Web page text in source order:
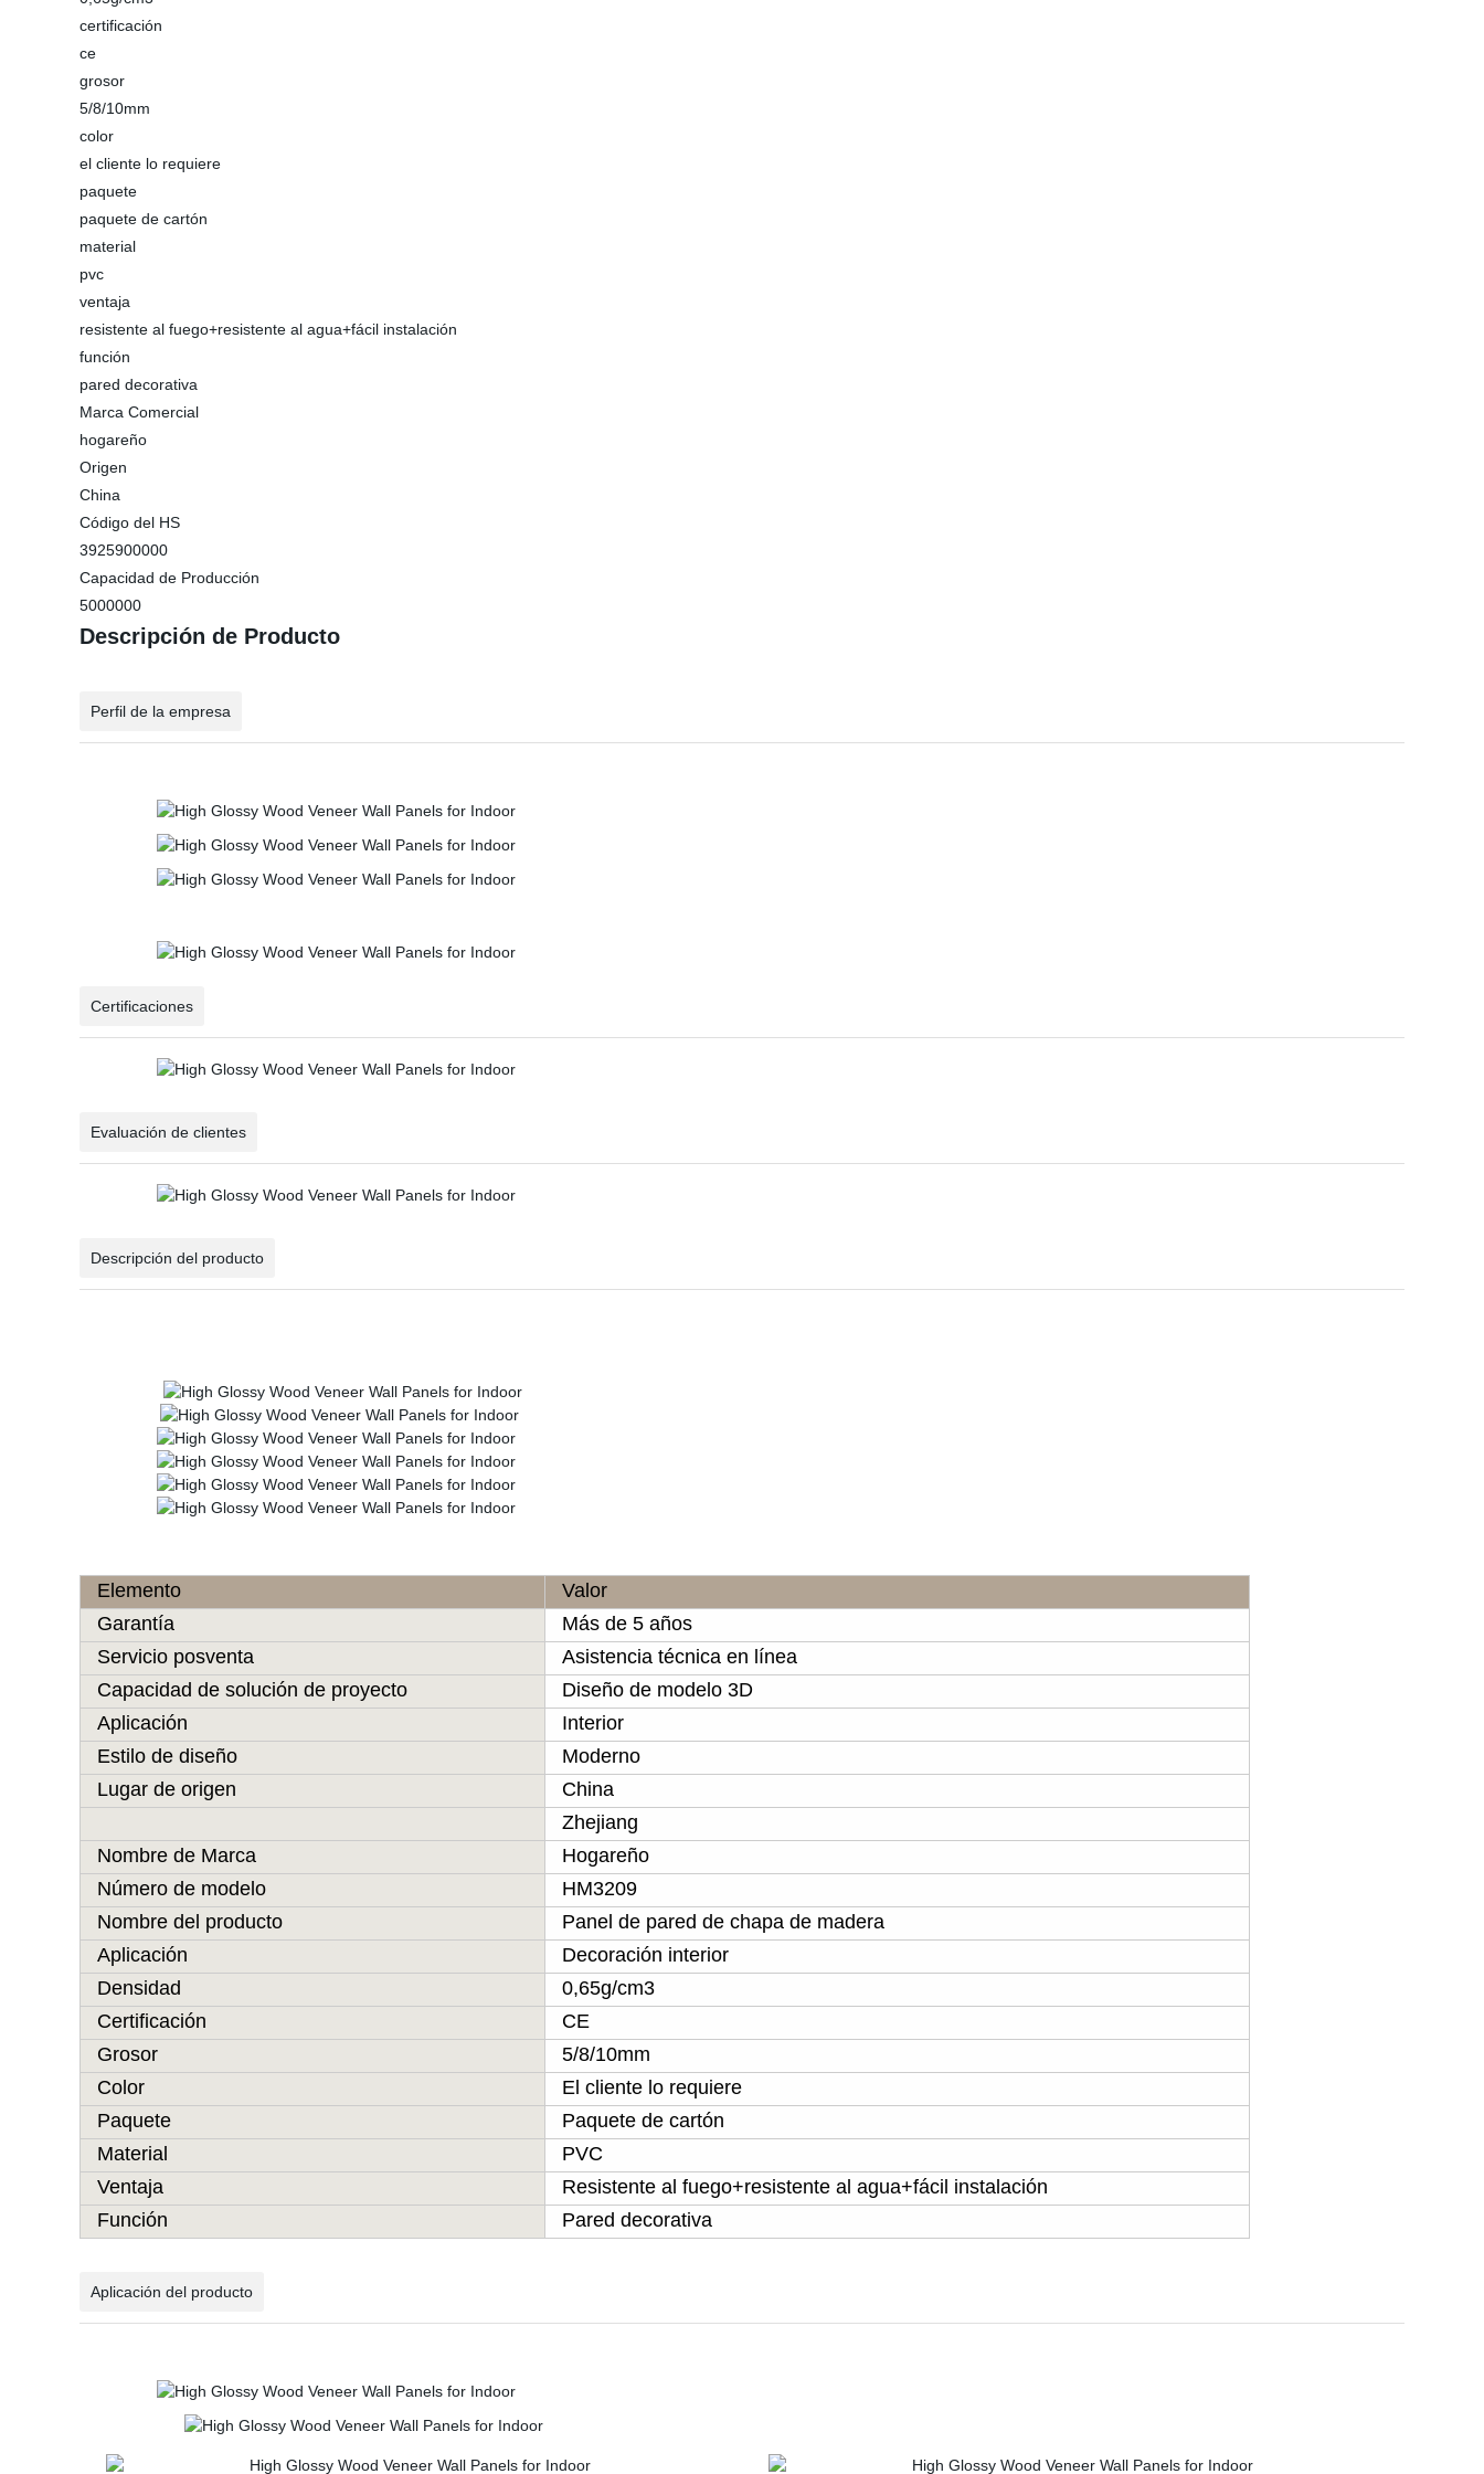
certificación
ce
grosor
5/8/10mm
color
el cliente lo requiere
paquete
paquete de cartón
material
pvc
ventaja
resistente al fuego+resistente al agua+fácil instalación
función
pared decorativa
Marca Comercial
hogareño
Origen
China
Código del HS
3925900000
Capacidad de Producción
5000000
Descripción de Producto
Perfil de la empresa
Certificaciones
Evaluación de clientes
Descripción del producto
Elemento
Valor
Garantía
Más de 5 años
Servicio posventa
Asistencia técnica en línea
Capacidad de solución de proyecto
Diseño de modelo 3D
Aplicación
Interior
Estilo de diseño
Moderno
Lugar de origen
China
Zhejiang
Nombre de Marca
Hogareño
Número de modelo
HM3209
Nombre del producto
Panel de pared de chapa de madera
Aplicación
Decoración interior
Densidad
0,65g/cm3
Certificación
CE
Grosor
5/8/10mm
Color
El cliente lo requiere
Paquete
Paquete de cartón
Material
PVC
Ventaja
Resistente al fuego+resistente al agua+fácil instalación
Función
Pared decorativa
Aplicación del producto